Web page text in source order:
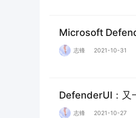
Microsoft
志锋 2021-10-31
DefenderUI：又
志锋 2021-10-27